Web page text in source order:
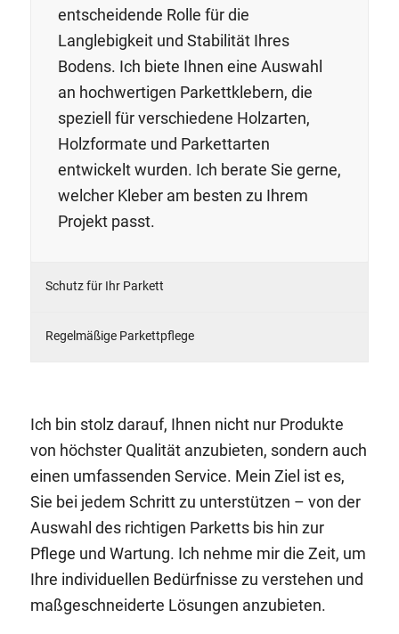
entscheidende Rolle für die
Langlebigkeit und Stabilität Ihres
Bodens. Ich biete Ihnen eine Auswahl
an hochwertigen Parkettklebern, die
speziell für verschiedene Holzarten,
Holzformate und Parkettarten
entwickelt wurden. Ich berate Sie gerne,
welcher Kleber am besten zu Ihrem
Projekt passt.
Schutz für Ihr Parkett
Regelmäßige Parkettpflege
Ich bin stolz darauf, Ihnen nicht nur Produkte
von höchster Qualität anzubieten, sondern auch
einen umfassenden Service. Mein Ziel ist es,
Sie bei jedem Schritt zu unterstützen – von der
Auswahl des richtigen Parketts bis hin zur
Pflege und Wartung. Ich nehme mir die Zeit, um
Ihre individuellen Bedürfnisse zu verstehen und
maßgeschneiderte Lösungen anzubieten.